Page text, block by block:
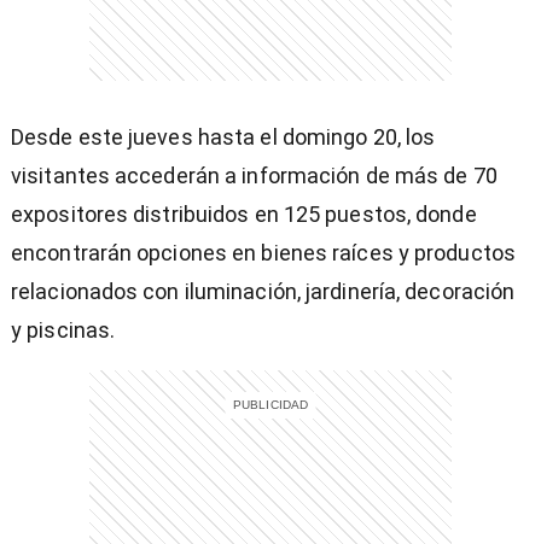
Desde este jueves hasta el domingo 20, los
visitantes accederán a información de más de 70
expositores distribuidos en 125 puestos, donde
encontrarán opciones en bienes raíces y productos
relacionados con iluminación, jardinería, decoración
y piscinas.